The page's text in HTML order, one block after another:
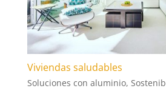
Viviendas saludables
Soluciones con aluminio,